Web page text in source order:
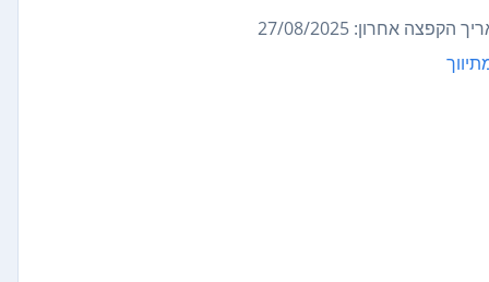
הקפצה אחרון: 27/08/2025